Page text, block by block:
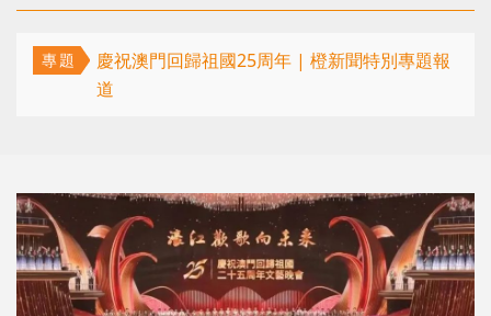
專題
慶祝澳門回歸祖國25周年 | 橙新聞特別專題報
道